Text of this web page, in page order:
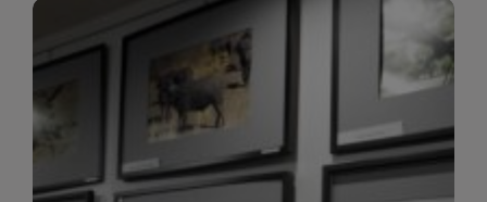
Wydarzenia
W tej zakładce publikujemy informacje o
wszystkich wydarzeniach organizowanych przez
bibliotekę. Znajdziesz tu zapowiedzi spotkań